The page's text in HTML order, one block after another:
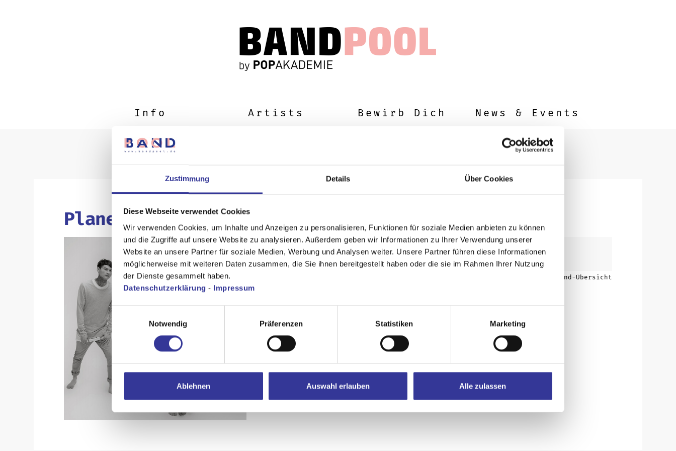
Zustimmung Details Über Cookies
Diese Webseite verwendet Cookies
Wir verwenden Cookies, um Inhalte und Anzeigen zu personalisieren, Funktionen für soziale Medien anbieten zu können
und die Zugriffe auf unsere Website zu analysieren. Außerdem geben wir Informationen zu Ihrer Verwendung unserer
Website an unsere Partner für soziale Medien, Werbung und Analysen weiter. Unsere Partner führen diese Informationen
möglicherweise mit weiteren Daten zusammen, die Sie ihnen bereitgestellt haben oder die sie im Rahmen Ihrer Nutzung
der Dienste gesammelt haben.
Datenschutzerklärung - Impressum
Einwilligungsauswahl
Notwendig
Präferenzen Statistiken Marketing
Ablehnen Auswahl erlauben Alle zulassen
Info Artists Bewirb Dich News & Events
Planetarium
Zurück zur Band-Übersicht